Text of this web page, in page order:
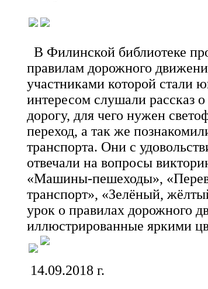
В Филинской библиотеке
правилам дорожного
участниками которой стали
интересом слушали рассказ
дорогу, для чего нужен
переход, а так же
транспорта. Они с
отвечали на вопросы
«Машины-пешеходы»,
транспорт», «Зелёный,
урок о правилах дорожного
иллюстрированные яркими
14.09.2018 г.